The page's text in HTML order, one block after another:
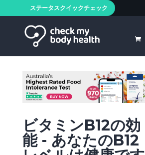
ステータスクイックチェック
ビタミンB12の効
能 - あなたのB12